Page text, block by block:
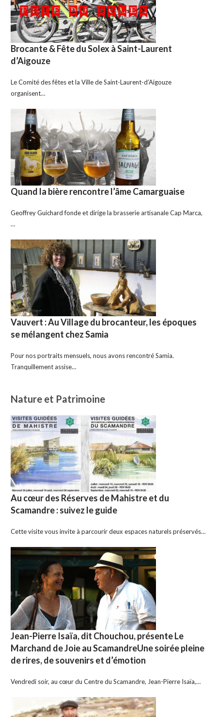
Brocante & Fête du Solex à Saint-Laurent
d’Aigouze
Le Comité des fêtes et la Ville de Saint-Laurent-d’Aigouze
organisent…
Quand la bière rencontre l’âme Camarguaise
Geoffrey Guichard fonde et dirige la brasserie artisanale Cap Marca,
…
Vauvert : Au Village du brocanteur, les époques
se mélangent chez Samia
Pour nos portraits mensuels, nous avons rencontré Samia.
Tranquillement assise…
Nature et Patrimoine
Au cœur des Réserves de Mahistre et du
Scamandre : suivez le guide
Cette visite vous invite à parcourir deux espaces naturels préservés…
Jean-Pierre Isaïa, dit Chouchou, présente Le
Marchand de Joie au ScamandreUne soirée pleine
de rires, de souvenirs et d’émotion
Vendredi soir, au cœur du Centre du Scamandre, Jean-Pierre Isaïa,…